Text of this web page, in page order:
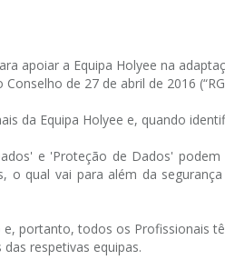
apoiar a Equipa Holyee na
de 27 de abril de 2016
da Equipa Holyee e, quando
e 'Proteção de Dados'
o qual vai para além da
portanto, todos os Profissionais
respetivas equipas.